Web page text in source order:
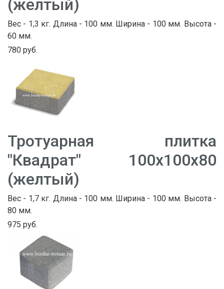
(желтый)
Вес - 1,3 кг. Длина - 100 мм. Ширина - 100 мм. Высота -
60 мм.
780 руб.
Тротуарная плитка
"Квадрат" 100х100х80
(желтый)
Вес - 1,7 кг. Длина - 100 мм. Ширина - 100 мм. Высота -
80 мм.
975 руб.